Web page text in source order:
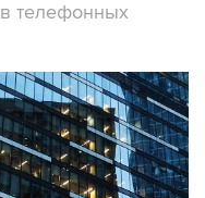
телефонных